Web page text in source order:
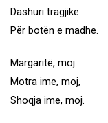
Dashuri tragjike
Për botën e madhe.
Margaritë, moj
Motra ime, moj,
Shoqja ime, moj.